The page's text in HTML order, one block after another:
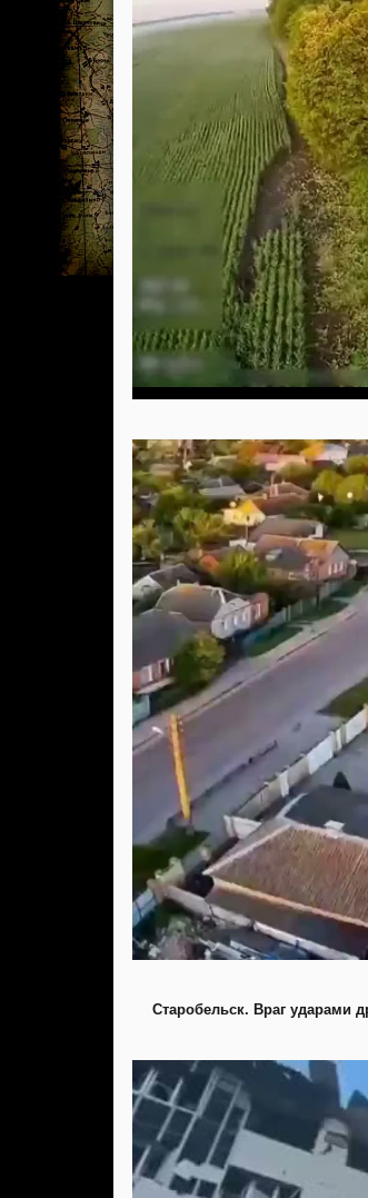
Старобельск. Враг ударами